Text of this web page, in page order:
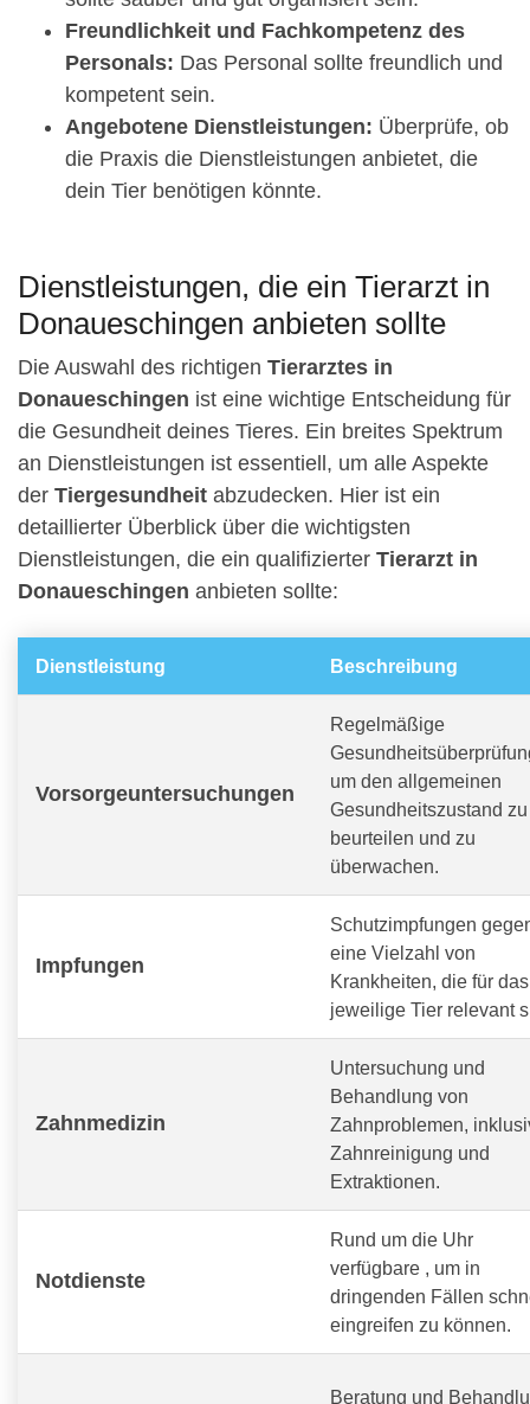
Freundlichkeit und Fachkompetenz des
Personals: Das Personal sollte freundlich und
kompetent sein.
Angebotene Dienstleistungen: Überprüfe, ob
die Praxis die Dienstleistungen anbietet, die
dein Tier benötigen könnte.
Dienstleistungen, die ein Tierarzt in
Donaueschingen anbieten sollte
Die Auswahl des richtigen Tierarztes in
Donaueschingen ist eine wichtige Entscheidung für
die Gesundheit deines Tieres. Ein breites Spektrum
an Dienstleistungen ist essentiell, um alle Aspekte
der Tiergesundheit abzudecken. Hier ist ein
detaillierter Überblick über die wichtigsten
Dienstleistungen, die ein qualifizierter Tierarzt in
Donaueschingen anbieten sollte:
Dienstleistung Beschreibung
Vorsorgeuntersuchungen
Regelmäßige
um den allgemeinen
Gesundheitszustand zu
beurteilen und zu
überwachen.
Impfungen
Schutzimpfungen
eine Vielzahl von
Krankheiten, die für das
jeweilige Tier relevant
Zahnmedizin
Untersuchung und
Behandlung von
Zahnproblemen,
Zahnreinigung und
Extraktionen.
Notdienste
Rund um die Uhr
verfügbare , um in
dringenden Fällen
eingreifen zu können.
Beratung und